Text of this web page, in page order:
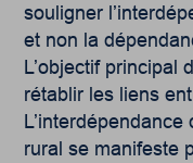
souligner
et non la
L’objectif principal
rétablir les liens
rural se manifeste